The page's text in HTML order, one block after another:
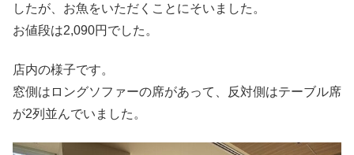
したが、お魚をいただくことにそいました。
お値段は2,090円でした。
店内の様子です。
窓側はロングソファーの席があって、反対側はテーブル席
が2列並んでいました。